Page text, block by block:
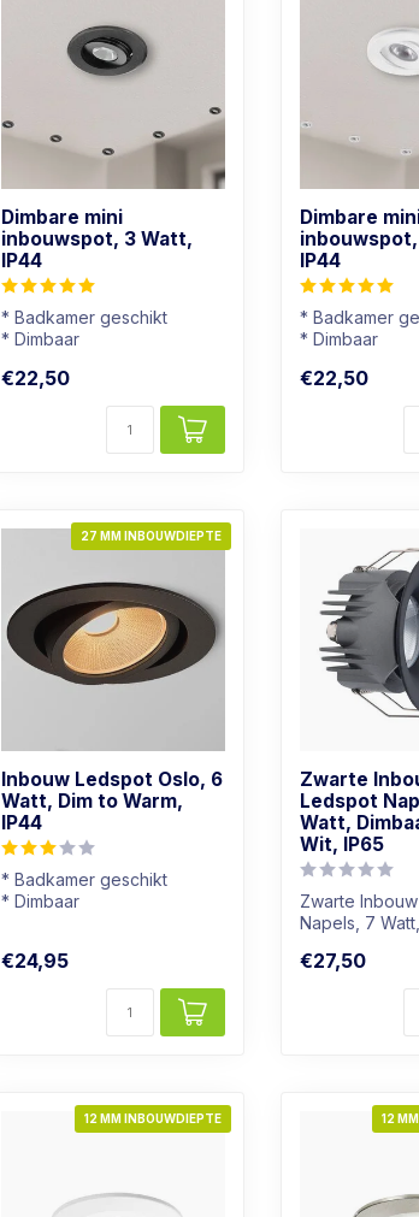
Dimbare mini
inbouwspot, 3 Watt,
IP44
* Badkamer geschikt
* Dimbaar
* Zwart armatuur
€22,50
Dimbare
IP44
* Badkamer
* Dimbaar
* Wit armatuur
€22,50
27 MM INBOUWDIEPTE
Inbouw Ledspot Oslo, 6
Watt, Dim to Warm,
IP44
* Badkamer geschikt
* Dimbaar
€24,95
Zwarte
Ledspot
Watt,
Wit, IP65
Zwarte
Napels, 7
€27,50
12 MM INBOUWDIEPTE 12